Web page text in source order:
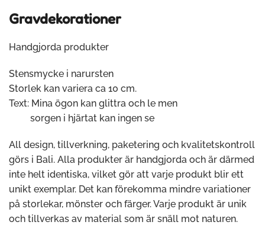
Gravdekorationer
Handgjorda produkter
Stensmycke i narursten
Storlek kan variera ca 10 cm.
Text: Mina ögon kan glittra och le men
sorgen i hjärtat kan ingen se
All design, tillverkning, paketering och kvalitetskontroll
görs i Bali. Alla produkter är handgjorda och är därmed
inte helt identiska, vilket gör att varje produkt blir ett
unikt exemplar. Det kan förekomma mindre variationer
på storlekar, mönster och färger. Varje produkt är unik
och tillverkas av material som är snäll mot naturen.